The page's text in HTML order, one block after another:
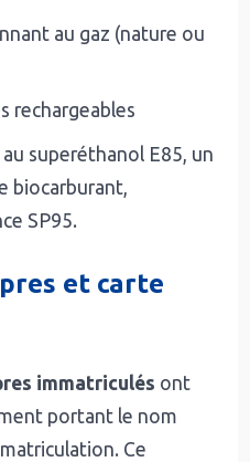
au gaz (nature ou
rechargeables
superéthanol E85, un
biocarburant,
SP95.
et carte
immatriculés ont
portant le nom
Ce